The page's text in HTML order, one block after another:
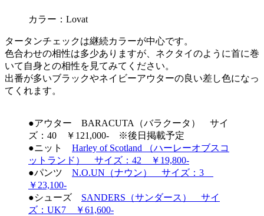
カラー：Lovat
タータンチェックは継続カラーが中心です。
色合わせの相性は多少ありますが、ネクタイのように首に巻
いて自身との相性を見てみてください。
出番が多いブラックやネイビーアウターの良い差し色になっ
てくれます。
●アウター BARACUTA（バラクータ） サイ
ズ：40 ￥121,000- ※後日掲載予定
●ニット Harley of Scotland （ハーレーオブスコ
ットランド） サイズ：42 ￥19,800-
●パンツ N.O.UN（ナウン） サイズ：3
￥23,100-
●シューズ SANDERS（サンダース） サイ
ズ：UK7 ￥61,600-